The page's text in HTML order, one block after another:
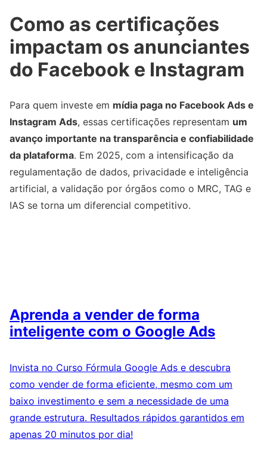
Como as certificações
impactam os anunciantes
do Facebook e Instagram
Para quem investe em mídia paga no Facebook Ads e
Instagram Ads, essas certificações representam um
avanço importante na transparência e confiabilidade
da plataforma. Em 2025, com a intensificação da
regulamentação de dados, privacidade e inteligência
artificial, a validação por órgãos como o MRC, TAG e
IAS se torna um diferencial competitivo.
Aprenda a vender de forma
inteligente com o Google Ads
Invista no Curso Fórmula Google Ads e descubra
como vender de forma eficiente, mesmo com um
baixo investimento e sem a necessidade de uma
grande estrutura. Resultados rápidos garantidos em
apenas 20 minutos por dia!